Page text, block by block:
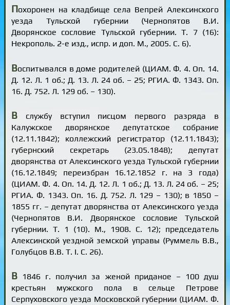
Похоронен на кладбище села Вепрей Алексинского
уезда Тульской губернии (Чернопятов В.И.
Дворянское сословие Тульской губернии. Т. 7 (16):
Некрополь. 2-е изд., испр. и доп. М., 2005. С. 6).
Воспитывался в доме родителей (ЦИАМ. Ф. 4. Оп. 14.
Д. 12. Л. 1 об.; Д. 13. Л. 24 об. – 25; РГИА. Ф. 1343. Оп.
16. Д. 752. Л. 129 об. – 130).
В службу вступил писцом первого разряда в
Калужское дворянское депутатское собрание
(12.11.1842); коллежский регистратор (12.11.1843);
губернский секретарь (23.05.1848); депутат
дворянства от Алексинского уезда Тульской губернии
(16.12.1849; переизбран 16.12.1852 г. на 3 года)
(ЦИАМ. Ф. 4. Оп. 14. Д. 12. Л. 1 об.; Д. 13. Л. 24 об. – 25;
РГИА. Ф. 1343. Оп. 16. Д. 752. Л. 129 – 130); в 1850 –
1855 гг. – депутат дворянства от Алексинского уезда
(Чернопятов В.И. Дворянское сословие Тульской
губернии. Т. 1 (10). М., 1908. С. 12); председатель
Алексинской уездной земской управы (Руммель В.В.,
Голубцов В.В. Т. I. С. 26).
В 1846 г. получил за женой приданое – 100 душ
крестьян мужского пола в сельце Петрове
Серпуховского уезда Московской губернии (ЦИАМ. Ф.